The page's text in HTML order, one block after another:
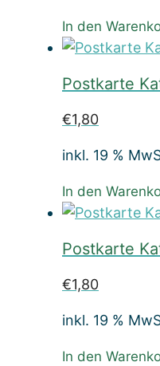
In den
Postkarte
€1,80
inkl. 19 %
In den
Postkarte
€1,80
inkl. 19 %
In den